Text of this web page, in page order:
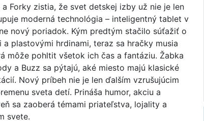
Forky zistia, že svet detskej izby už nie je len
moderná technológia – inteligentný tablet v
nový poriadok. Kým predtým stačilo súťažiť o
plastovými hrdinami, teraz sa hračky musia
môže pohltit všetok ich čas a fantáziu. Žabka
a Buzz sa pýtajú, aké miesto majú klasické
Nový príbeh nie je len ďalším vzrušujúcim
sveta detí. Prináša humor, akciu a
sa zaoberá témami priateľstva, lojality a
svete.